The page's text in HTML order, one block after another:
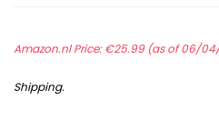
Amazon.nl Price:€25.99(as of 06/04/
Shipping.